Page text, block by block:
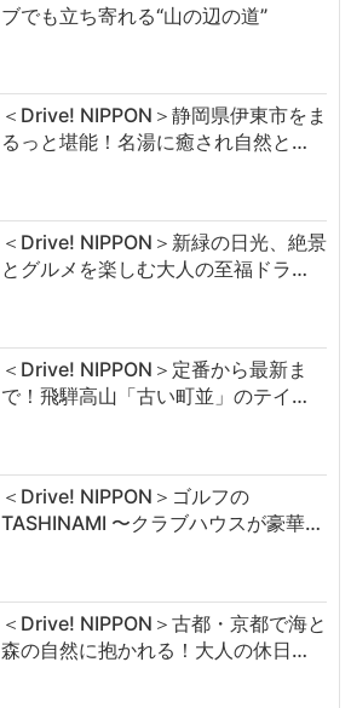
ブでも立ち寄れる“山の辺の道”
＜Drive! NIPPON＞静岡県伊東市をま
るっと堪能！名湯に癒され自然と…
＜Drive! NIPPON＞新緑の日光、絶景
とグルメを楽しむ大人の至福ドラ…
＜Drive! NIPPON＞定番から最新ま
で！飛騨高山「古い町並」のテイ…
＜Drive! NIPPON＞ゴルフの
TASHINAMI 〜クラブハウスが豪華…
＜Drive! NIPPON＞古都・京都で海と
森の自然に抱かれる！大人の休日…